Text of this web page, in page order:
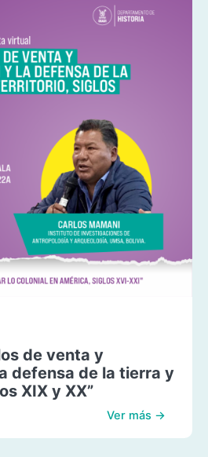
de venta y
defensa de la tierra y
XIX y XX”
Ver más →